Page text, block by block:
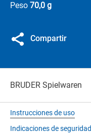
Peso 70,0 g
Compartir
BRUDER Spielwaren
Instrucciones de uso
Indicaciones de seguridad